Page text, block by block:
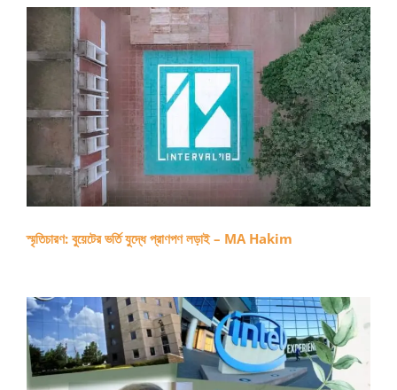
স্মৃতিচারণ: বুয়েটের ভর্তি যুদ্ধে প্রাণপণ লড়াই – MA Hakim